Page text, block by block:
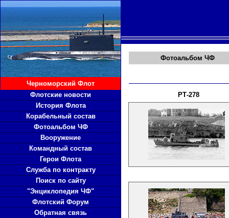
Черноморский Флот
Флотские новости
История Флота
Корабельный состав
Фотоальбом ЧФ
Вооружение
Командный состав
Герои Флота
Служба по контракту
Поиск по сайту
"Энциклопедия ЧФ"
Флотский Форум
Обратная связь
Фотоальбом ЧФ
РТ-278